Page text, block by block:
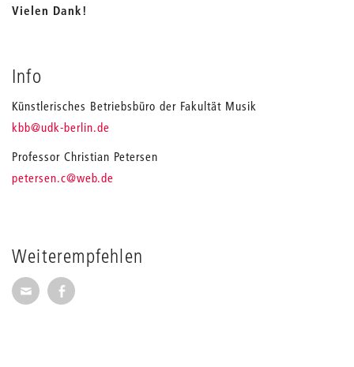
Weiterempfehlen
Seite per E-Mail weiterempfehlen
Seite auf Facebook weiterempfehlen
Vielen Dank!
Info
Künstlerisches Betriebsbüro der Fakultät Musik
kbb_
@udk-berlin.de
Professor Christian Petersen
petersen.c_
@web.de